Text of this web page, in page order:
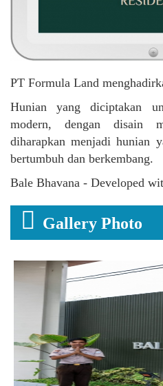
PT Formula Land
Hunian yang diciptakan
modern, dengan disain
diharapkan menjadi hunian
bertumbuh dan berkembang.
Bale Bhavana - Developed
Gallery Photo